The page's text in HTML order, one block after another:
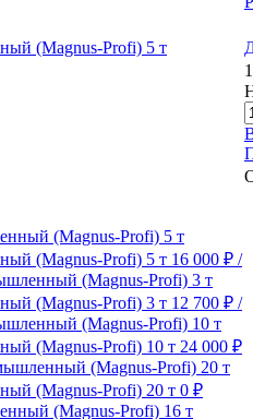
(Magnus-Profi) 5 т
(Magnus-Profi) 5 т 16 000 ₽ /
(Magnus-Profi) 3 т 12 700 ₽ /
(Magnus-Profi) 10 т 24 000 ₽
(Magnus-Profi) 20 т 0 ₽